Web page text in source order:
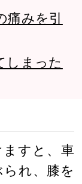
みを引
しまった
すと、車
れ、膝を